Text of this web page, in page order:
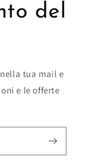
del
tua mail e
e le offerte